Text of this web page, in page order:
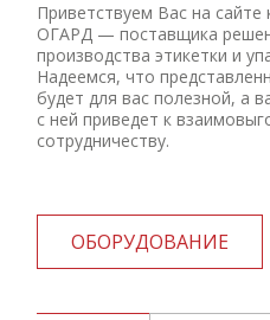
Приветствуем Вас на сайте
ОГАРД — поставщика
производства этикетки и
Надеемся, что
будет для вас полезной, а
с ней приведет к
сотрудничеству.
ОБОРУДОВАНИЕ